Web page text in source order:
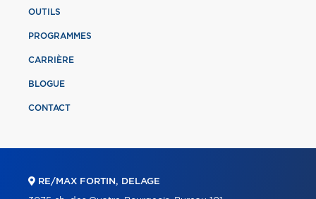
OUTILS
PROGRAMMES
CARRIÈRE
BLOGUE
CONTACT
RE/MAX FORTIN, DELAGE